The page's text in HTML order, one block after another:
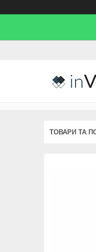
ТОВАРИ ТА